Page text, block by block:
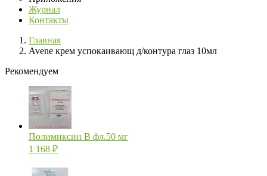
Журнал
Контакты
Главная
Avene крем успокаивающ д/контура глаз 10мл
Рекомендуем
Полимиксин В фл.50 мг
1 168 ₽